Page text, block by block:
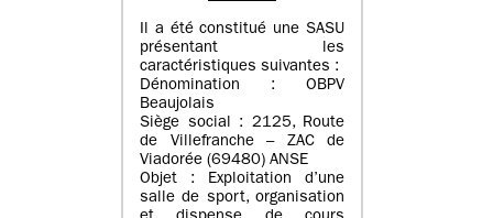
Il a été constitué une SASU
présentant les
caractéristiques suivantes :
Dénomination : OBPV
Beaujolais
Siège social : 2125, Route
de Villefranche – ZAC de
Viadorée (69480) ANSE
Objet : Exploitation d’une
salle de sport, organisation